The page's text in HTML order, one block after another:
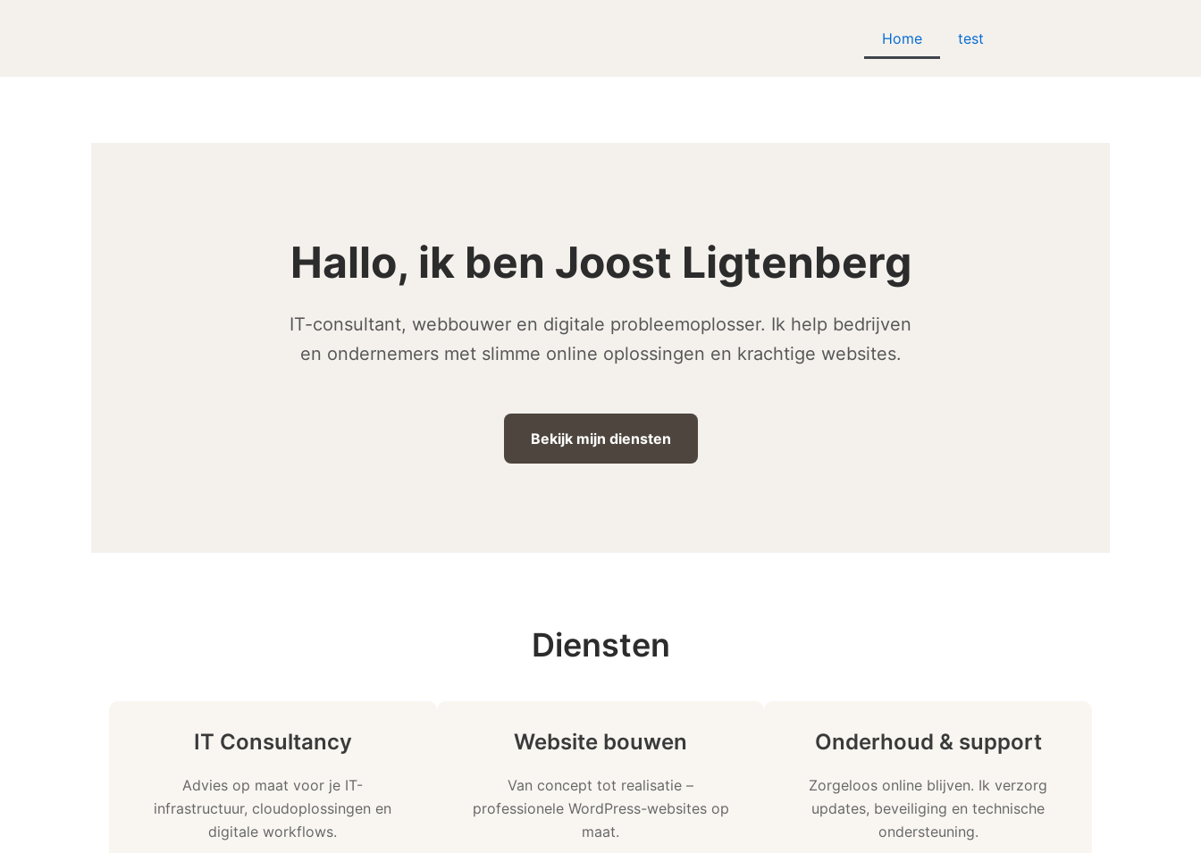
Home test
Hallo, ik ben Joost Ligtenberg
IT-consultant, webbouwer en digitale probleemoplosser. Ik help bedrijven
en ondernemers met slimme online oplossingen en krachtige websites.
Bekijk mijn diensten
Diensten
IT Consultancy
Advies op maat voor je IT-
infrastructuur, cloudoplossingen en
digitale workflows.
Website bouwen
Van concept tot realisatie –
professionele WordPress-websites op
maat.
Onderhoud & support
Zorgeloos online blijven. Ik verzorg
updates, beveiliging en technische
ondersteuning.